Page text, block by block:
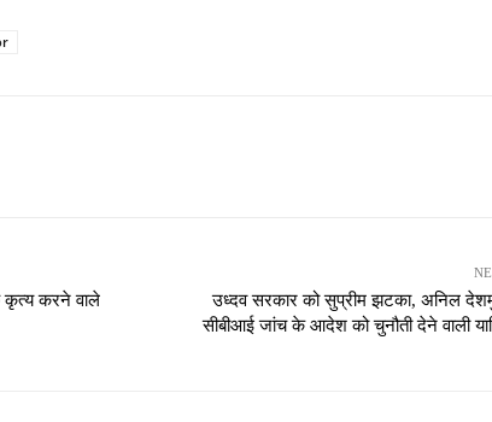
कृत्य करने वाले
उध्दव सरकार को सुप्रीम झटका, अनिल
सीबीआई जांच के आदेश को चुनौती देने वाली